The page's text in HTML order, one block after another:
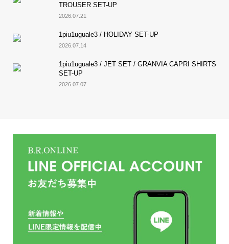
TROUSER SET-UP
2026.07.21
1piu1uguale3 / HOLIDAY SET-UP
2026.07.14
1piu1uguale3 / JET SET / GRANVIA CAPRI SHIRTS
SET-UP
2026.07.07